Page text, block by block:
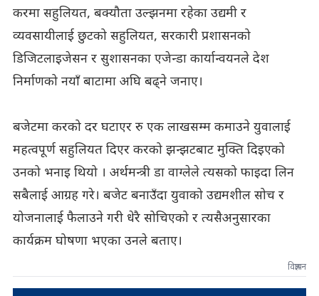
करमा सहुलियत, बक्यौता उल्झनमा रहेका उद्यमी र
व्यवसायीलाई छुटको सहुलियत, सरकारी प्रशासनको
डिजिटलाइजेसन र सुशासनका एजेन्डा कार्यान्वयनले देश
निर्माणको नयाँ बाटामा अघि बढ्ने जनाए।
बजेटमा करको दर घटाएर रु एक लाखसम्म कमाउने युवालाई
महत्वपूर्ण सहुलियत दिएर करको झन्झटबाट मुक्ति दिइएको
उनको भनाइ थियो । अर्थमन्त्री डा वाग्लेले त्यसको फाइदा लिन
सबैलाई आग्रह गरे। बजेट बनाउँदा युवाको उद्यमशील सोच र
योजनालाई फैलाउने गरी धेरै सोचिएको र त्यसैअनुसारका
कार्यक्रम घोषणा भएका उनले बताए।
विज्ञापन